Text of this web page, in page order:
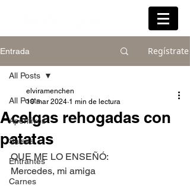
Entrada Regístrate
All Posts
Aperitivos
Salsas
Entrantes
Carnes
All Posts
Acelgas rehogadas con
patatas
elviramenchen
10 mar 2024 1 min de lectura
QUE ME LO ENSEÑÓ:
Mercedes, mi amiga